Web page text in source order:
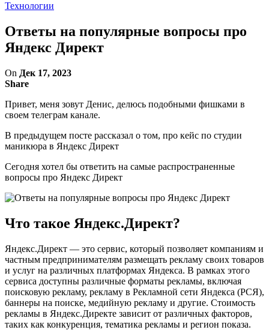
Технологии
Ответы на популярные вопросы про
Яндекс Директ
On Дек 17, 2023
Share
Привет, меня зовут Денис, делюсь подобными фишками в
своем телеграм канале.
В предыдущем посте рассказал о том, про кейс по студии
маникюра в Яндекс Директ
Сегодня хотел бы ответить на самые распространенные
вопросы про Яндекс Директ
Что такое Яндекс.Директ?
Яндекс.Директ — это сервис, который позволяет компаниям и
частным предпринимателям размещать рекламу своих товаров
и услуг на различных платформах Яндекса. В рамках этого
сервиса доступны различные форматы рекламы, включая
поисковую рекламу, рекламу в Рекламной сети Яндекса (РСЯ),
баннеры на поиске, медийную рекламу и другие. Стоимость
рекламы в Яндекс.Директе зависит от различных факторов,
таких как конкуренция, тематика рекламы и регион показа.